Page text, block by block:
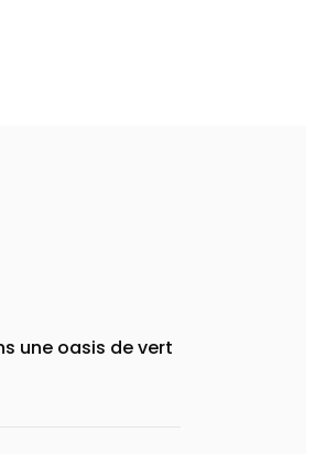
une oasis de vert